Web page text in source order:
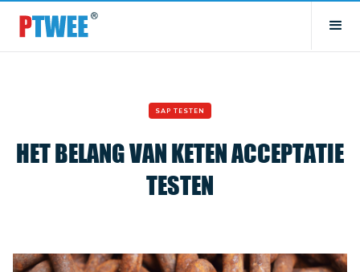
SAP TESTEN
HET BELANG VAN KETEN ACCEPTATIE
TESTEN